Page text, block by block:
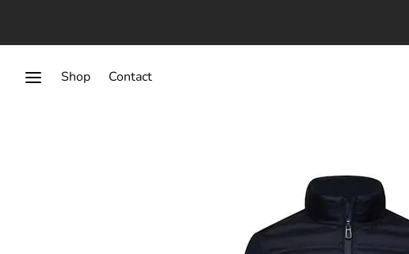
Shop Contact